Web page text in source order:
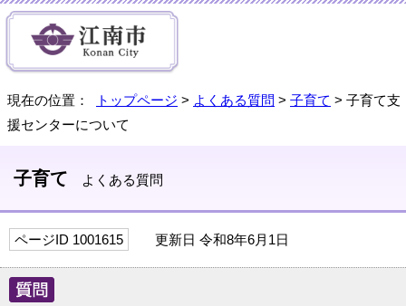
現在の位置： トップページ > よくある質問 > 子育て > 子育て支
援センターについて
子育て よくある質問
ページID 1001615 更新日 令和8年6月1日